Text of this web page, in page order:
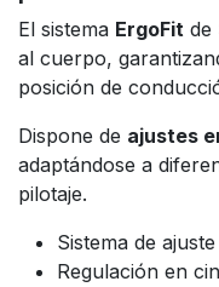
El sistema ErgoFit de
al cuerpo,
posición de
Dispone de ajustes
adaptándose a
pilotaje.
Sistema de
Regulación en